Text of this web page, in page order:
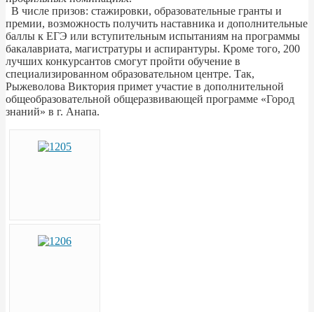
В числе призов: стажировки, образовательные гранты и
премии, возможность получить наставника и дополнительные
баллы к ЕГЭ или вступительным испытаниям на программы
бакалавриата, магистратуры и аспирантуры. Кроме того, 200
лучших конкурсантов смогут пройти обучение в
специализированном образовательном центре. Так,
Рыжеволова Виктория примет участие в дополнительной
общеобразовательной общеразвивающей программе «Город
знаний» в г. Анапа.